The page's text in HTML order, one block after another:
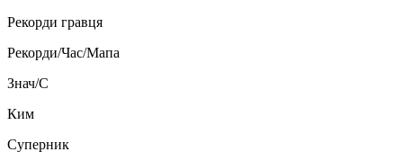
Рекорди гравця
Рекорди/Час/Мапа
Знач/C
Ким
Суперник